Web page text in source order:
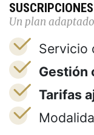
Un plan
Servicio
Gestión
Tarifas